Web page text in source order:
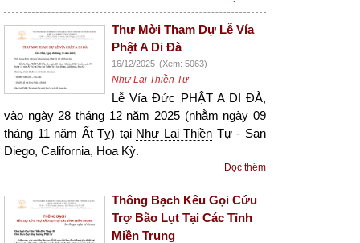
Thư Mời Tham Dự Lễ Vía
Phật A Di Đà
16/12/2025 (Xem: 5063)
Như Lai Thiền Tự
Lễ VíaĐức PHẬT A DI ĐÀ,
vào ngày 28 tháng 12 năm 2025 (nhằm ngày 09
tháng 11 năm Ất Tỵ) tại Như Lai Thiền Tự - San
Diego, California, Hoa Kỳ.
Đọc thêm
Thông Bạch Kêu Gọi Cứu
Trợ Bão Lụt Tại Các Tỉnh
Miền Trung